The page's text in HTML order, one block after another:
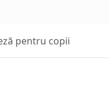
pentru copii